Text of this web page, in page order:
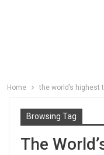
Home the world’s highest
Browsing Tag
The